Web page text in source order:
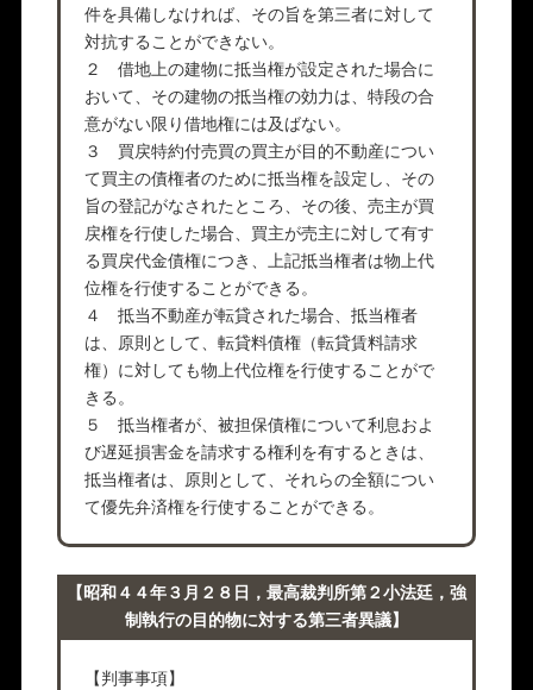
件を具備しなければ、その旨を第三者に対して
対抗することができない。
２ 借地上の建物に抵当権が設定された場合に
おいて、その建物の抵当権の効力は、特段の合
意がない限り借地権には及ばない。
３ 買戻特約付売買の買主が目的不動産につい
て買主の債権者のために抵当権を設定し、その
旨の登記がなされたところ、その後、売主が買
戻権を行使した場合、買主が売主に対して有す
る買戻代金債権につき、上記抵当権者は物上代
位権を行使することができる。
４ 抵当不動産が転貸された場合、抵当権者
は、原則として、転貸料債権（転貸賃料請求
権）に対しても物上代位権を行使することがで
きる。
５ 抵当権者が、被担保債権について利息およ
び遅延損害金を請求する権利を有するときは、
抵当権者は、原則として、それらの全額につい
て優先弁済権を行使することができる。
【昭和４４年３月２８日，最高裁判所第２小法廷，強
制執行の目的物に対する第三者異議】
【判事事項】